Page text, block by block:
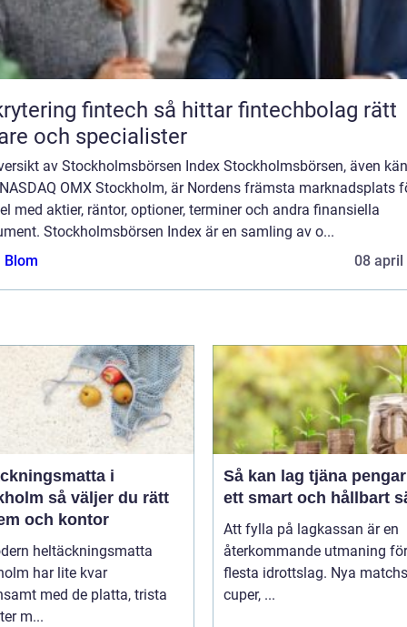
fintech så hittar fintechbolag rätt
och specialister
av Stockholmsbörsen Index Stockholmsbörsen, även
OMX Stockholm, är Nordens främsta marknadsplats
med aktier, räntor, optioner, terminer och andra finansiella
Stockholmsbörsen Index är en samling av o...
Blom
08 april
i
så väljer du rätt
och kontor
heltäckningsmatta
har lite kvar
med de platta, trista
m...
Så kan lag tjäna
ett smart och hållbart
Att fylla på lagkassan är en
återkommande utmaning
flesta idrottslag. Nya
cuper, ...